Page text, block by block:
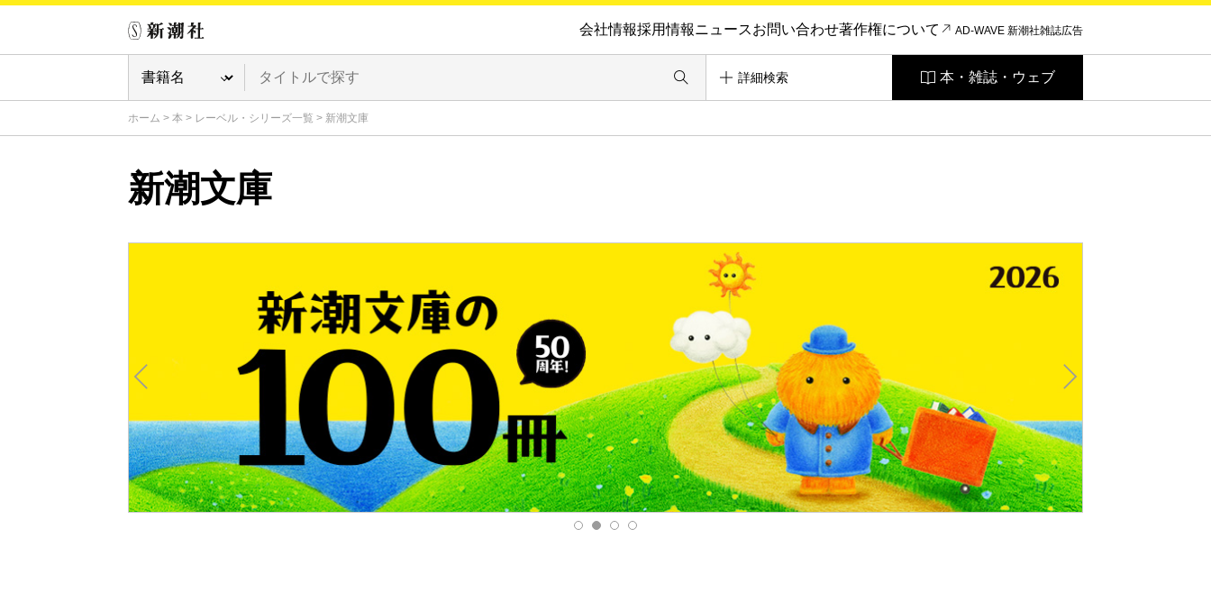
会社情報採用情報ニュースお問い合わせ著作権について AD-WAVE 新潮社雑誌広告
詳細検索 本・雑誌・ウェブ
ホーム > 本 > レーベル・シリーズ一覧 > 新潮文庫
新潮文庫
v
t